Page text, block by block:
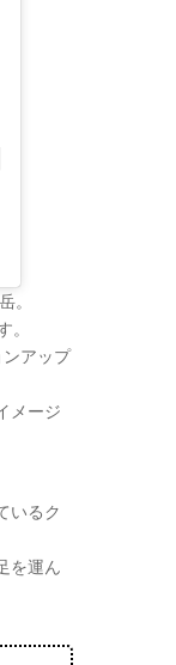
。
。
アップ
メージ
いるク
を運ん